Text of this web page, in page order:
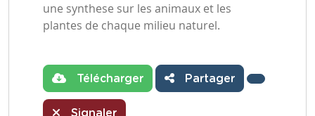
une synthese sur les animaux et les
plantes de chaque milieu naturel.
Télécharger Partager
Signaler